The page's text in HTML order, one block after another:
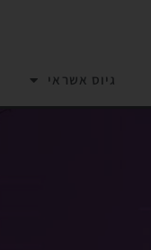
גיוס אשראי